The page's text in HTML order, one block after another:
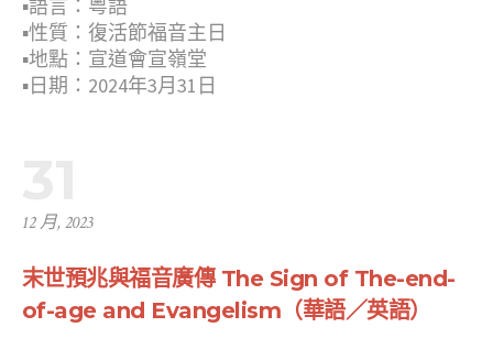
▪︎語言：粤語
▪︎性質：復活節福音主日
▪︎地點：宣道會宣嶺堂
▪︎日期：2024年3月31日
12 月, 2023
末世預兆與福音廣傳 The Sign of The-end-
of-age and Evangelism（華語／英語）